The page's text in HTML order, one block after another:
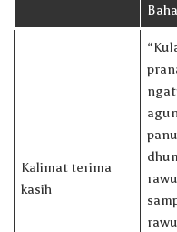
Kalimat terima
kasih